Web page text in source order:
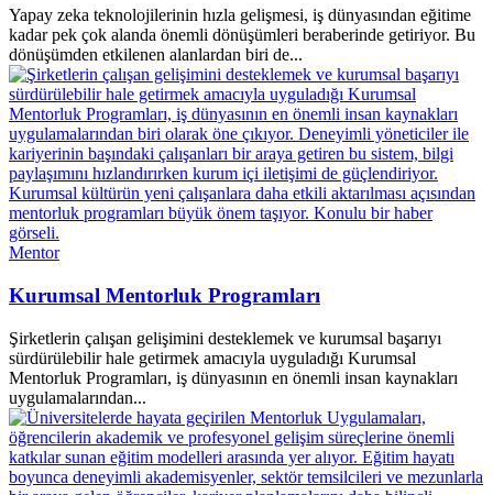
Yapay zeka teknolojilerinin hızla gelişmesi, iş dünyasından eğitime
kadar pek çok alanda önemli dönüşümleri beraberinde getiriyor. Bu
dönüşümden etkilenen alanlardan biri de...
Mentor
Kurumsal Mentorluk Programları
Şirketlerin çalışan gelişimini desteklemek ve kurumsal başarıyı
sürdürülebilir hale getirmek amacıyla uyguladığı Kurumsal
Mentorluk Programları, iş dünyasının en önemli insan kaynakları
uygulamalarından...